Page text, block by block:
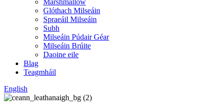
Marshmallow
Glóthach Milseáin
Spraeáil Milseáin
Subh
Milseáin Púdair Géar
Milseáin Brúite
Daoine eile
Blag
Teagmháil
English